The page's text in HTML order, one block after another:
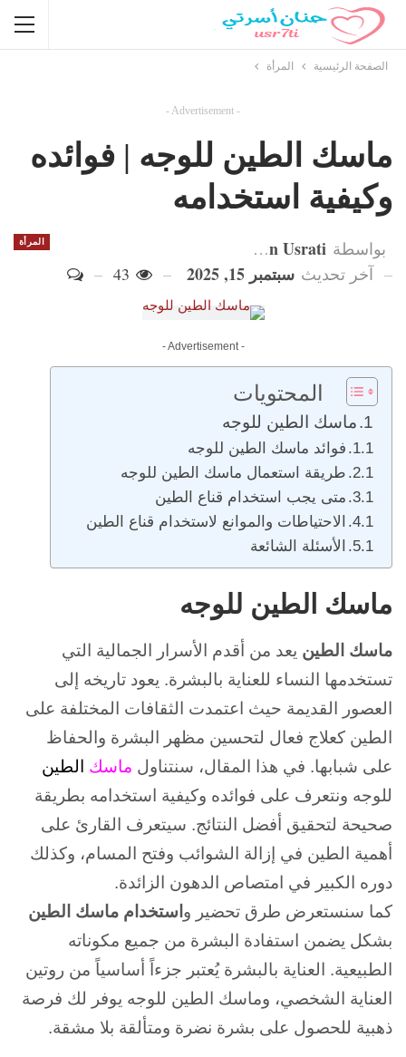
الصفحة الرئيسية المرأة
- Advertisement -
ماسك الطين للوجه | فوائده
وكيفية استخدامه
المرأة بواسطة Hanan Usrati
آخر تحديث سبتمبر 15, 2025
- Advertisement -
المحتويات
ماسك الطين للوجه
فوائد ماسك الطين للوجه
طريقة استعمال ماسك الطين للوجه
متى يجب استخدام قناع الطين
الاحتياطات والموانع لاستخدام قناع الطين
الأسئلة الشائعة
ماسك الطين للوجه
ماسك الطين يعد من أقدم الأسرار الجمالية التي
تستخدمها النساء للعناية بالبشرة. يعود تاريخه إلى
العصور القديمة حيث اعتمدت الثقافات المختلفة على
الطين كعلاج فعال لتحسين مظهر البشرة والحفاظ
على شبابها. في هذا المقال، سنتناول ماسك
الطين
للوجه ونتعرف على فوائده وكيفية استخدامه بطريقة
صحيحة لتحقيق أفضل النتائج. سيتعرف القارئ على
أهمية الطين في إزالة الشوائب وفتح المسام، وكذلك
دوره الكبير في امتصاص الدهون الزائدة.
كما سنستعرض طرق تحضير و استخدام ماسك الطين
بشكل يضمن استفادة البشرة من جميع مكوناته
الطبيعية. العناية بالبشرة يُعتبر جزءاً أساسياً من روتين
العناية الشخصي، وماسك الطين للوجه يوفر لك فرصة
ذهبية للحصول على بشرة نضرة ومتألقة بلا مشقة.